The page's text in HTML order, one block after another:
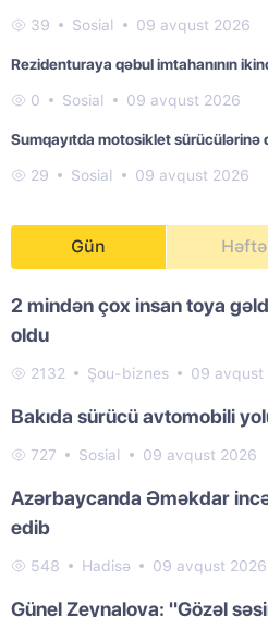
39 Sosial 09 avqust 2026
Rezidenturaya qəbul imtahanının
0 Sosial 09 avqust 2026
Sumqayıtda motosiklet sürücülərinə
29 Sosial 09 avqust 2026
Gün Həftə
2 mindən çox insan toya
oldu
2132 Şou-biznes 09 avqust
Bakıda sürücü avtomobili
727 Sosial 09 avqust 2026
Azərbaycanda Əməkdar
edib
548 Hadisə 09 avqust 2026
Günel Zeynalova: "Gözəl